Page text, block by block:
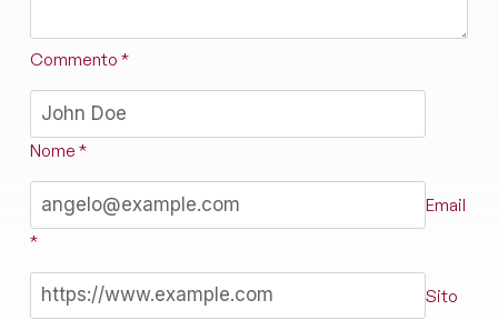
Commento *
Nome *
Email
*
Sito